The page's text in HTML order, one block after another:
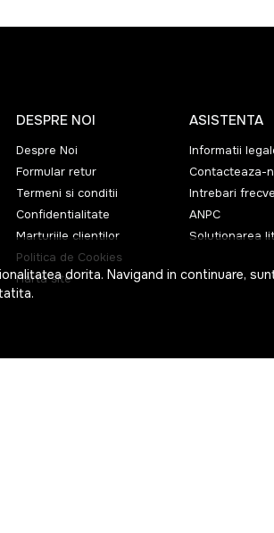
dorita. Navigand in continuare,
DESPRE NOI
Despre Noi
Formular retur
Termeni si conditii
Confidentialitate
Marturiile clientilor
Politica de Cookies
Harta site
ASISTENTA
Informatii
Contacteaza-
Intrebari
ANPC
Solutionarea